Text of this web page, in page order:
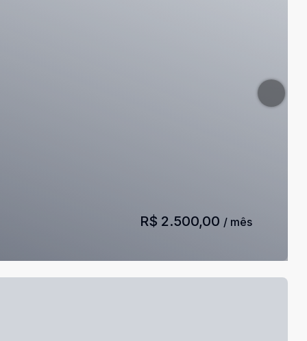
R$ 2.500,00 / mês